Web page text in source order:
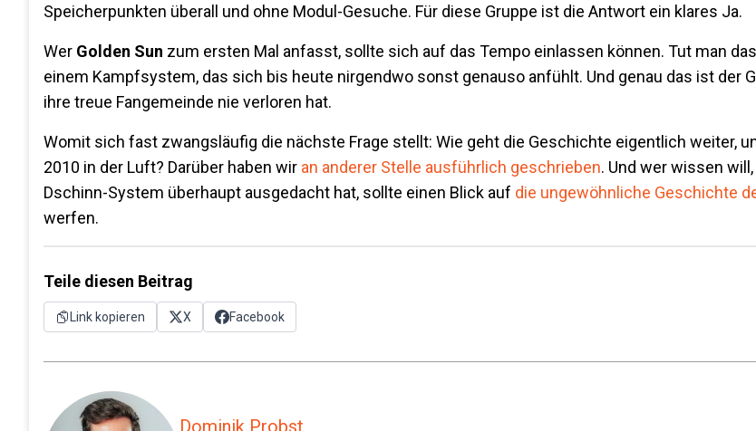
Speicherpunkten überall und ohne Modul-Gesuche. Für diese Gruppe ist die Antwort ein klares Ja.
Wer Golden Sun zum ersten Mal anfasst, sollte sich auf das Tempo einlassen können. Tut man
einem Kampfsystem, das sich bis heute nirgendwo sonst genauso anfühlt. Und genau das ist der
ihre treue Fangemeinde nie verloren hat.
Womit sich fast zwangsläufig die nächste Frage stellt: Wie geht die Geschichte eigentlich weiter,
2010 in der Luft? Darüber haben wir an anderer Stelle ausführlich geschrieben. Und wer wissen
Dschinn-System überhaupt ausgedacht hat, sollte einen Blick auf die ungewöhnliche Geschichte
werfen.
Teile diesen Beitrag
Link kopieren X Facebook
Dominik Probst